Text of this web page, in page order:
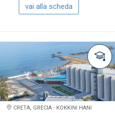
vai alla scheda
CRETA, GRECIA - KOKKINI HANI